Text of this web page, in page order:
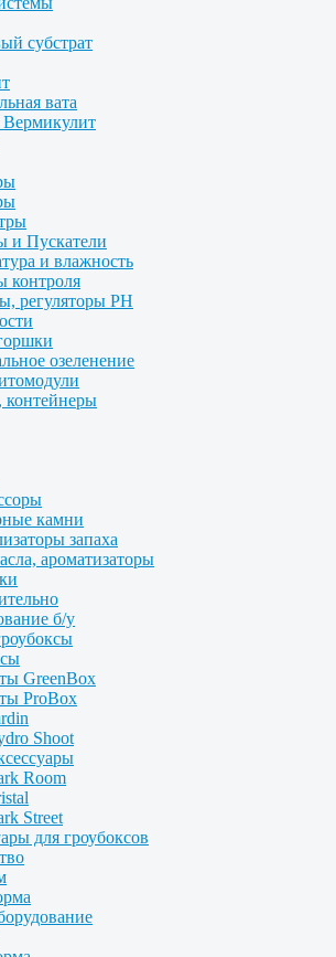
субстрат
вата
и Пускатели
и влажность
контроля
регуляторы PH
озеленение
контейнеры
камни
запаха
ароматизаторы
б/у
GreenBox
ProBox
Shoot
Room
Street
для гроубоксов